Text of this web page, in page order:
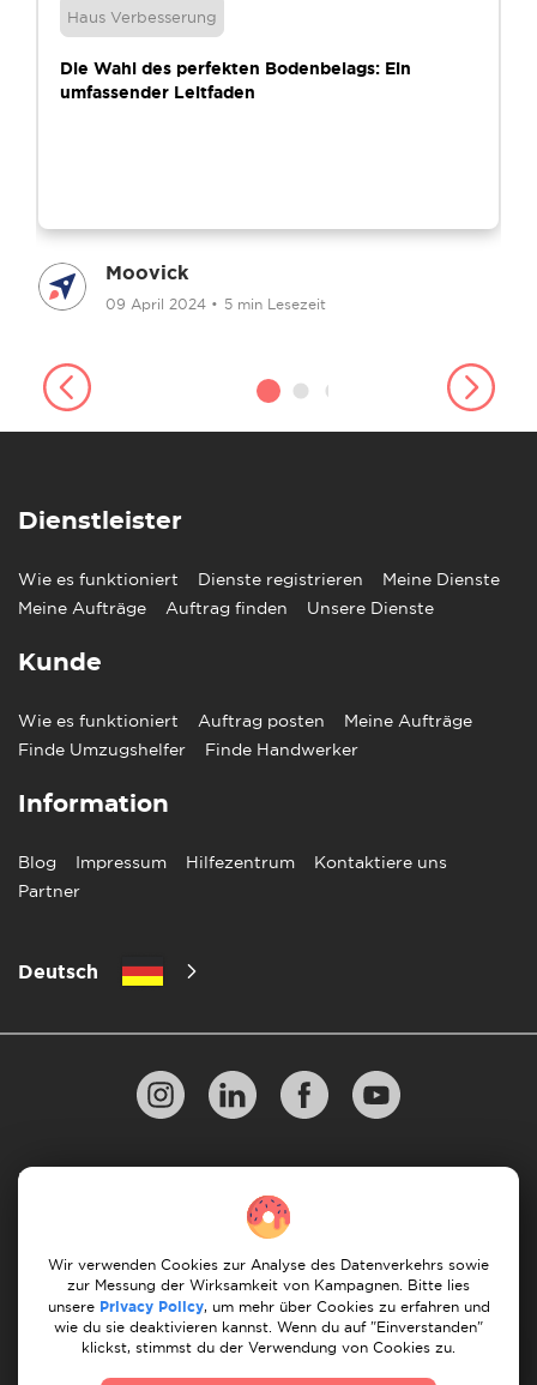
Haus Verbesserung
Die Wahl des perfekten Bodenbelags: Ein
umfassender Leitfaden
Moovick
09 April 2024 • 5 min Lesezeit
Dienstleister
Wie es funktioniert Dienste registrieren
Meine Dienste
Meine Aufträge
Auftrag finden Unsere Dienste
Kunde
Wie es funktioniert Auftrag posten
Meine Aufträge
Finde Umzugshelfer
Finde Handwerker
Information
Blog Impressum Hilfezentrum
Kontaktiere uns
Partner
Deutsch
Datenschutzbestimmungen
10 Regeln für einen erfolgreichen Umzug
Zahlungsrichtlinien Bedingungen & Konditionen
Stornierung & Rückerstattung
Wir verwenden Cookies zur Analyse des Datenverkehrs sowie
zur Messung der Wirksamkeit von Kampagnen. Bitte lies
unsere Privacy Policy, um mehr über Cookies zu erfahren und
wie du sie deaktivieren kannst. Wenn du auf "Einverstanden"
klickst, stimmst du der Verwendung von Cookies zu.